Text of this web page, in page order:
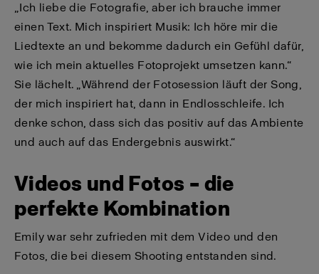
„Ich liebe die Fotografie, aber ich brauche immer
einen Text. Mich inspiriert Musik: Ich höre mir die
Liedtexte an und bekomme dadurch ein Gefühl dafür,
wie ich mein aktuelles Fotoprojekt umsetzen kann.“
Sie lächelt. „Während der Fotosession läuft der Song,
der mich inspiriert hat, dann in Endlosschleife. Ich
denke schon, dass sich das positiv auf das Ambiente
und auch auf das Endergebnis auswirkt.“
Videos und Fotos – die
perfekte Kombination
Emily war sehr zufrieden mit dem Video und den
Fotos, die bei diesem Shooting entstanden sind.